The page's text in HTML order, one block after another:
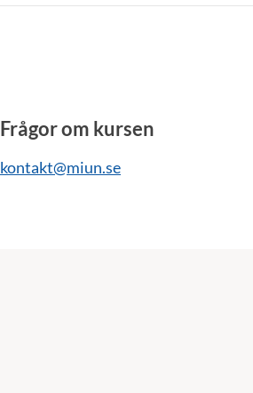
Frågor om kursen
kontakt@miun.se